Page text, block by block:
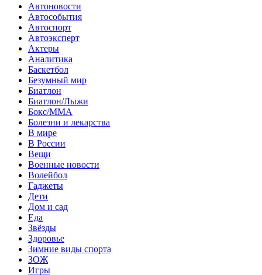
Автоновости
Автособытия
Автоспорт
Автоэксперт
Актеры
Аналитика
Баскетбол
Безумный мир
Биатлон
Биатлон/Лыжи
Бокс/MMA
Болезни и лекарства
В мире
В России
Вещи
Военные новости
Волейбол
Гаджеты
Дети
Дом и сад
Еда
Звёзды
Здоровье
Зимние виды спорта
ЗОЖ
Игры